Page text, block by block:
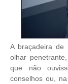
A braçadeira de
olhar
que não
conselhos ou,